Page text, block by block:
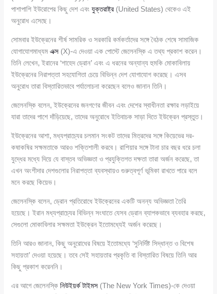
পাশাপাশি ইউরোপের কিছু দেশ এবংযুক্তরাষ্ট্র (United States) থেকেও এই
অনুরোধ এসেছে।
সোমবার ইউক্রেনের শীর্ষ সামরিক ও সরকারি কর্মকর্তাদের সঙ্গে বৈঠক শেষে সামাজিক
যোগাযোগমাধ্যমএক্স (X)-এ দেওয়া এক পোস্টে জেলেনস্কি এ তথ্য প্রকাশ করেন।
তিনি লেখেন, ইরানের ‘শাহেদ ড্রোন’ এবং এ ধরনের অন্যান্য হুমকি মোকাবিলায়
ইউক্রেনের নিরাপত্তা সহযোগিতা চেয়ে বিভিন্ন দেশ যোগাযোগ করেছে। এসব
অনুরোধ তারা বিস্তারিতভাবে পর্যালোচনা করেছেন বলেও জানান তিনি।
জেলেনস্কি বলেন, ইউক্রেনের জনগণের জীবন এবং দেশের স্বাধীনতা রক্ষার লড়াইয়ে
যারা তাদের পাশে দাঁড়িয়েছে, তাদের অনুরোধে ইতিবাচক সাড়া দিতে ইউক্রেন প্রস্তুত।
ইউক্রেনের আশা, মধ্যপ্রাচ্যের চলমান সংকট তাদের মিত্রদের সঙ্গে কিয়েভের দর-
কষাকষির সক্ষমতাকে আরও শক্তিশালী করবে। রাশিয়ার সঙ্গে টানা চার বছর ধরে চলা
যুদ্ধের মধ্যে দিয়ে যে বাস্তব অভিজ্ঞতা ও প্রযুক্তিগত দক্ষতা তারা অর্জন করেছে, তা
এখন অংশীদার দেশগুলোর নিরাপত্তা ব্যবস্থায়ও গুরুত্বপূর্ণ ভূমিকা রাখতে পারে বলে
মনে করছে কিয়েভ।
জেলেনস্কি বলেন, ড্রোন প্রতিরোধে ইউক্রেনের একটি অনন্য অভিজ্ঞতা তৈরি
হয়েছে। ইরান মধ্যপ্রাচ্যের বিভিন্ন সংঘাতে যেসব ড্রোন ব্যাপকভাবে ব্যবহার করছে,
সেগুলো মোকাবিলার সক্ষমতা ইউক্রেন ইতোমধ্যেই অর্জন করেছে।
তিনি আরও জানান, কিছু অনুরোধের বিষয়ে ইতোমধ্যে ‘সুনির্দিষ্ট সিদ্ধান্ত ও বিশেষ
সহায়তা’ দেওয়া হয়েছে। তবে সেই সহায়তার প্রকৃতি বা বিস্তারিত বিষয়ে তিনি আর
কিছু প্রকাশ করেননি।
এর আগে জেলেনস্কিনিউইয়র্ক টাইমস (The New York Times)-কে দেওয়া